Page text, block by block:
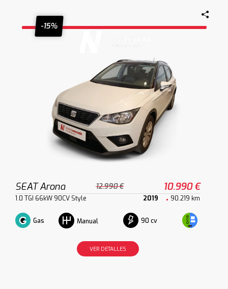
-15%
SEAT Arona 12.990 € 10.990 €
1.0 TGI 66kW 90CV Style 2019 90.219 km
Gas Manual 90 cv
VER DETALLES